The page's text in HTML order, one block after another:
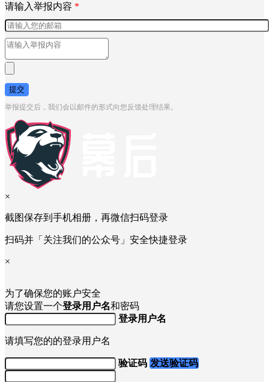
请输入举报内容 *
提交
举报提交后，我们会以邮件的形式向您反馈处理结果。
×
截图保存到手机相册，再微信扫码登录
扫码并「关注我们的公众号」安全快捷登录
×
为了确保您的账户安全
请您设置一个登录用户名和密码
登录用户名
请填写您的的登录用户名
验证码 发送验证码